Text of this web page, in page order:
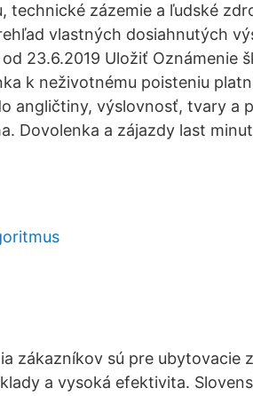
technické zázemie a ľudské
vlastných dosiahnutých
23.6.2019 Uložiť Oznámenie
k neživotnému poisteniu
angličtiny, výslovnosť, tvary a
Dovolenka a zájazdy last
zákazníkov sú pre ubytovacie
a vysoká efektivita.